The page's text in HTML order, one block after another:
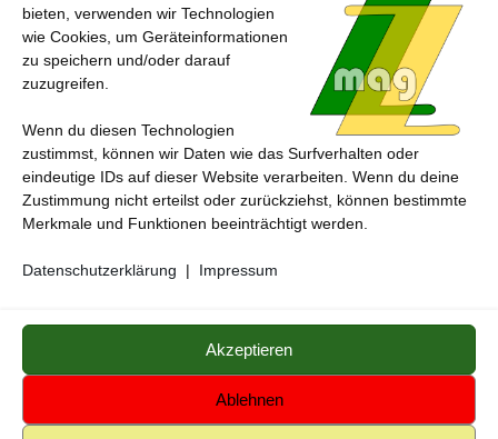
bieten, verwenden wir Technologien
wie Cookies, um Geräteinformationen
zu speichern und/oder darauf
zuzugreifen.
Wenn du diesen Technologien
zustimmst, können wir Daten wie das Surfverhalten oder
eindeutige IDs auf dieser Website verarbeiten. Wenn du deine
Zustimmung nicht erteilst oder zurückziehst, können bestimmte
Merkmale und Funktionen beeinträchtigt werden.
Datenschutzerklärung | Impressum
Akzeptieren
Ablehnen
Medienangebotes sind durch die Marken- und Urheberechte der
jeweiligen Rechteinhaber geschützt, und dienen lediglich der
Berichterstattung und Verdeutlichung der hier veröffentlichten Inhalte